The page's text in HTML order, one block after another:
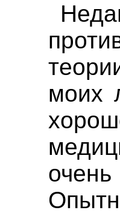
моих